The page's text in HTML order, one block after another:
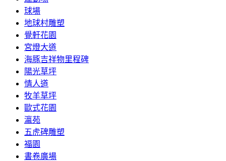
球場
地球村雕塑
覺軒花園
宮燈大道
海豚吉祥物里程碑
陽光草坪
情人道
牧羊草坪
歐式花園
瀛苑
五虎碑雕塑
福園
書卷廣場